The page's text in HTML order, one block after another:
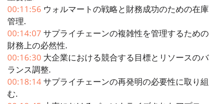
00:11:56 ウォルマートの戦略と財務成功のための在庫
管理.
00:14:07 サプライチェーンの複雑性を管理するための
財務上の必然性.
00:16:30 大企業における競合する目標とリソースのバ
ランス調整.
00:18:14サプライチェーンの再発明の必要性に取り組
む.